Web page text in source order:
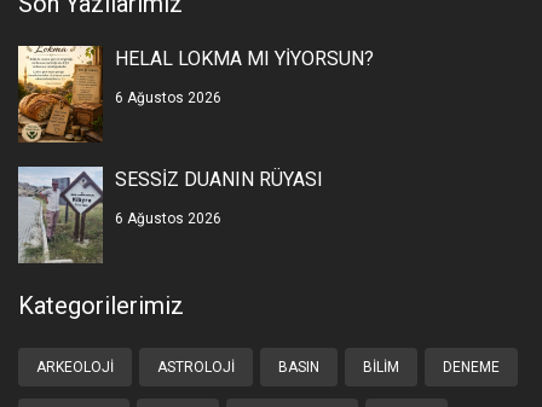
HELAL LOKMA MI YİYORSUN?
6 Ağustos 2026
SESSİZ DUANIN RÜYASI
6 Ağustos 2026
Kategorilerimiz
ARKEOLOJI ASTROLOJI BASIN BILIM DENEME